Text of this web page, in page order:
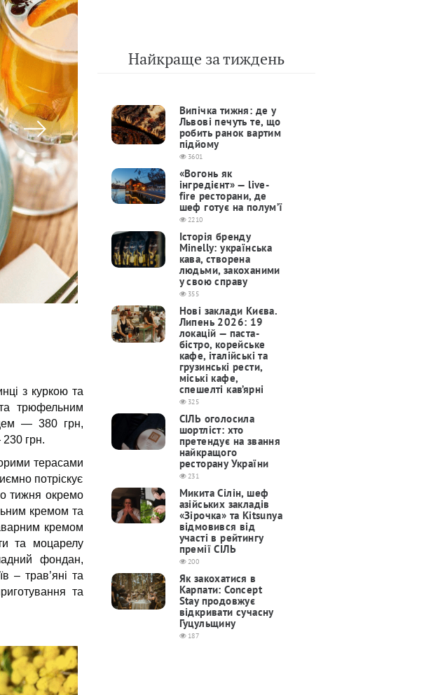
з куркою та
трюфельним
— 380 грн,
грн.
терасами
потріскує
тижня окремо
кремом та
кремом
та моцарелу
фондан,
– трав’яні та
та
Найкраще за тиждень
Випічка тижня: де у
Львові печуть те, що
робить ранок вартим
підйому
3601
«Вогонь як
інгредієнт» — live-
fire ресторани, де
шеф готує на полум’ї
2210
Історія бренду
Minelly: українська
кава, створена
людьми, закоханими
у свою справу
355
Нові заклади Києва.
Липень 2026: 19
локацій — паста-
бістро, корейське
кафе, італійські та
грузинські рести,
міські кафе,
спешелті кав’ярні
325
СІЛЬ оголосила
шортліст: хто
претендує на звання
найкращого
ресторану України
231
Микита Сілін, шеф
азійських закладів
«Зірочка» та Kitsunya
відмовився від
участі в рейтингу
премії СІЛЬ
200
Як закохатися в
Карпати: Concept
Stay продовжує
відкривати сучасну
Гуцульщину
187